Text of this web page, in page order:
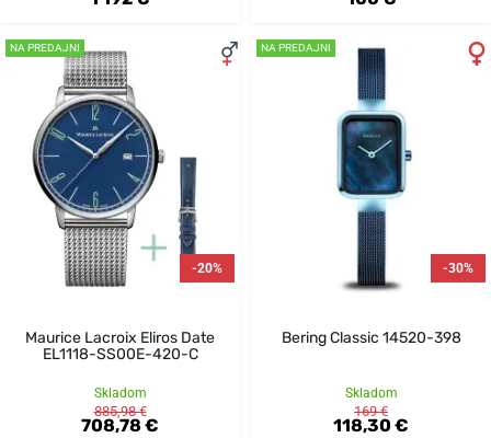
NA PREDAJNI
-20%
Maurice Lacroix Eliros Date
EL1118-SS00E-420-C
Skladom
885,98 €
708,78 €
NA PREDAJNI
-30%
Bering Classic 14520-398
Skladom
169 €
118,30 €